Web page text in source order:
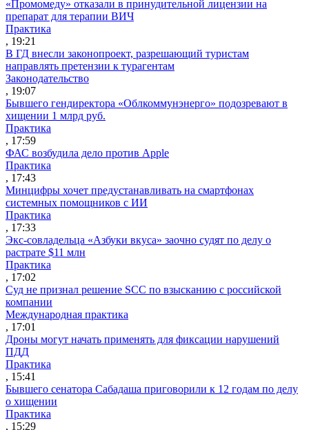
«Промомеду» отказали в принудительной лицензии на
препарат для терапии ВИЧ
Практика
, 19:21
В ГД внесли законопроект, разрешающий туристам
направлять претензии к турагентам
Законодательство
, 19:07
Бывшего гендиректора «Облкоммунэнерго» подозревают в
хищении 1 млрд руб.
Практика
, 17:59
ФАС возбудила дело против Apple
Практика
, 17:43
Минцифры хочет предустанавливать на смартфонах
системных помощников с ИИ
Практика
, 17:33
Экс-совладельца «Азбуки вкуса» заочно судят по делу о
растрате $11 млн
Практика
, 17:02
Суд не признал решение SCC по взысканию с российской
компании
Международная практика
, 17:01
Дроны могут начать применять для фиксации нарушений
ПДД
Практика
, 15:41
Бывшего сенатора Сабадаша приговорили к 12 годам по делу
о хищении
Практика
, 15:29